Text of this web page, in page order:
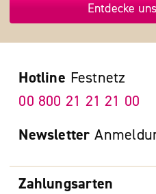
Entdecke
Zahlungsarten
Hotline Festnetz
00 800 21 21 21 00
Newsletter